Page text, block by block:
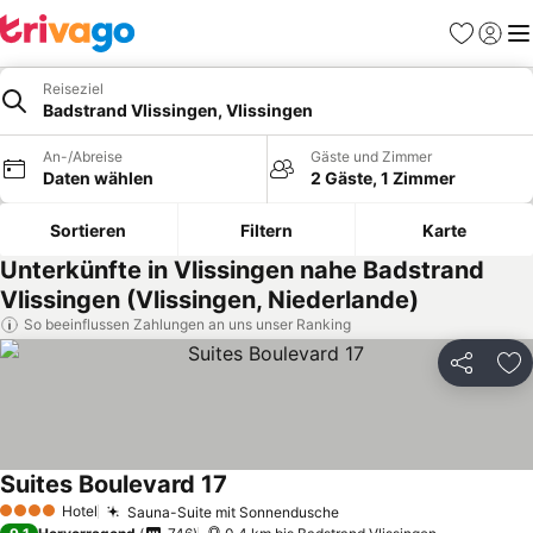
Favoriten
Reiseziel
Badstrand Vlissingen, Vlissingen
An-/Abreise
Daten wählen
Gäste und Zimmer
2 Gäste, 1 Zimmer
Sortieren Filtern Karte
Unterkünfte in Vlissingen nahe Badstrand
Vlissingen (Vlissingen, Niederlande)
So beeinflussen Zahlungen an uns unser Ranking
Teilen
4 Sterne Hotel Sauna-Suite mit Sonnendusche
Suites Boulevard 17